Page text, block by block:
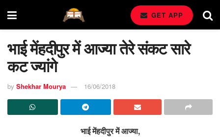
GET APP
भाई मेंहदीपुर में आज्या तेरे संकट सारे
कट ज्यांगे
by Shekhar Mourya 16/06/2018
भाई मेंहदीपुर में आज्या,